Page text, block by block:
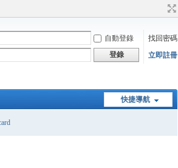
自動登錄
找回密碼
登錄 立即註冊
快捷導航